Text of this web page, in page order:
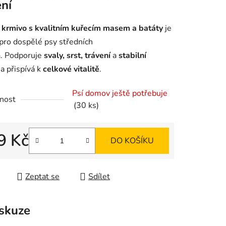
krmivo s kvalitním kuřecím masem a batáty je
dospělé psy středních
Podporuje svaly, srst, tráveníastabilní
a přispívá kcelkové vitalitě.
Psí domov ještě potřebuje
(30 ks)
Kč DO KOŠÍKU
Zeptat se Sdílet